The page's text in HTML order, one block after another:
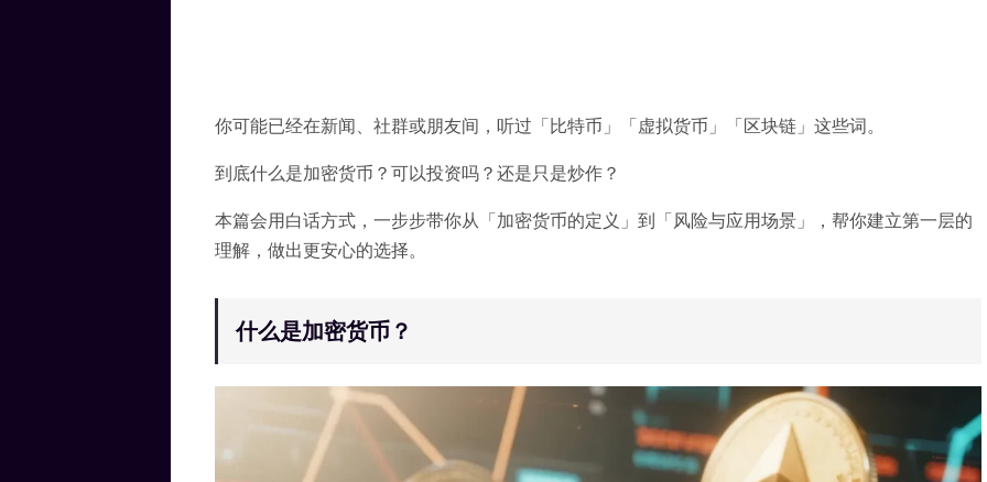
你可能已经在新闻、社群或朋友间，听过「比特币」「虚拟货币」「区块链」这些词。
到底什么是加密货币？可以投资吗？还是只是炒作？
本篇会用白话方式，一步步带你从「加密货币的定义」到「风险与应用场景」，帮你建立第一层的
理解，做出更安心的选择。
什么是加密货币？